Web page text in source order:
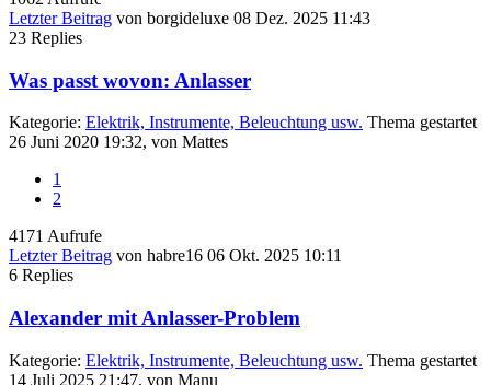
Letzter Beitrag von borgideluxe 08 Dez. 2025 11:43
23 Replies
Was passt wovon: Anlasser
Kategorie: Elektrik, Instrumente, Beleuchtung usw. Thema gestartet
26 Juni 2020 19:32, von Mattes
1
2
4171 Aufrufe
Letzter Beitrag von habre16 06 Okt. 2025 10:11
6 Replies
Alexander mit Anlasser-Problem
Kategorie: Elektrik, Instrumente, Beleuchtung usw. Thema gestartet
14 Juli 2025 21:47, von Manu